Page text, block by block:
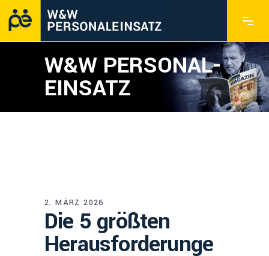
W&W PERSONAL­
EINSATZ
2. MÄRZ 2026
Die 5 größten
Herausforderunge